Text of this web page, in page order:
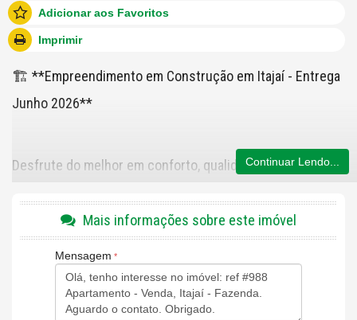
Adicionar aos Favoritos
Imprimir
🏗️ **Empreendimento em Construção em Itajaí - Entrega
Junho 2026**
Desfrute do melhor em conforto, qualidade e localização
Construtora Lotisa. Localizado na região mais nobre de
esquina oferece uma vista permanente e deslumbrante
para a área de preservação ambiental da associação.
Continuar Lendo...
Mais informações sobre este imóvel
Mensagem